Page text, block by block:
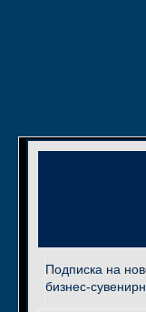
Подписка на
бизнес-